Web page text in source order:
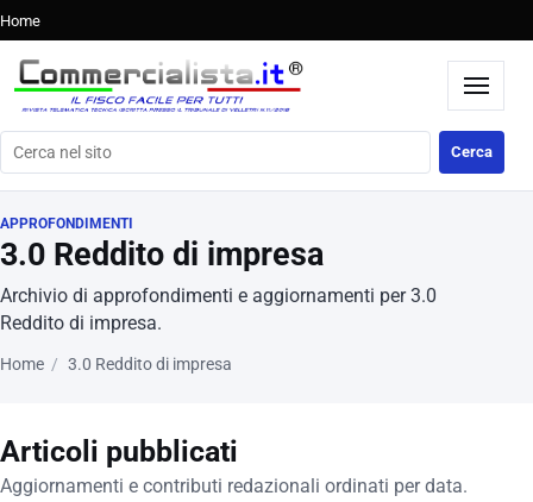
Home
Cerca nel sito Cerca
APPROFONDIMENTI
3.0 Reddito di impresa
Archivio di approfondimenti e aggiornamenti per 3.0
Reddito di impresa.
Home 3.0 Reddito di impresa
Articoli pubblicati
Aggiornamenti e contributi redazionali ordinati per data.